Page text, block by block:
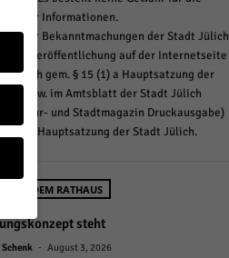
der Informationen.
der Bekanntmachungen der Stadt Jülich
durch Veröffentlichung auf der Internetseite
Jülich gem. § 15 (1) a Hauptsatzung der
bzw. im Amtsblatt der Stadt Jülich
Kultur- und Stadtmagazin Druckausgabe)
15 (1) b Hauptsatzung der Stadt Jülich.
AUS DEM RATHAUS
steht
- August 3, 2026